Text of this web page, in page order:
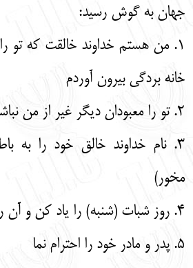
جهان به گوش رسید:
1. من هستم خداوند خالقت که تو
خانه بردگی بیرون آوردم
2. تو را معبودان دیگر غیر از من نباشد
3. نام خداوند خالق خود را به
مخور)
4. روز شبات (شنبه) را یاد کن و آن را مقدس بدار
5. پدر و مادر خود را احترام نما